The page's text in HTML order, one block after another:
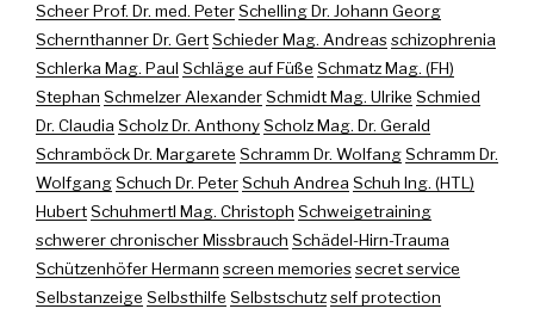
Scheer Prof. Dr. med. PeterSchelling Dr. Johann Georg
Schernthanner Dr. GertSchieder Mag. Andreasschizophrenia
Schlerka Mag. Paul Schläge auf Füße Schmatz Mag. (FH)
Stephan Schmelzer AlexanderSchmidt Mag. Ulrike Schmied
Dr. Claudia Scholz Dr. AnthonyScholz Mag. Dr. Gerald
Schramböck Dr. Margarete Schramm Dr. WolfangSchramm Dr.
WolfgangSchuch Dr. PeterSchuh Andrea Schuh Ing. (HTL)
HubertSchuhmertl Mag. Christoph Schweigetraining
schwerer chronischer Missbrauch Schädel-Hirn-Trauma
Schützenhöfer Hermann screen memoriessecret service
Selbstanzeige Selbsthilfe Selbstschutzself protection